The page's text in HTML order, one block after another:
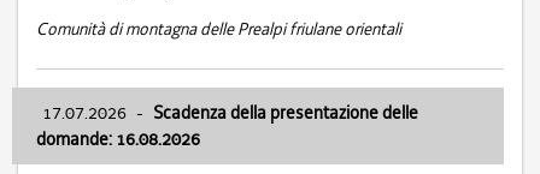
Comunità di montagna delle Prealpi friulane orientali
17.07.2026 - Scadenza della presentazione delle
domande: 16.08.2026